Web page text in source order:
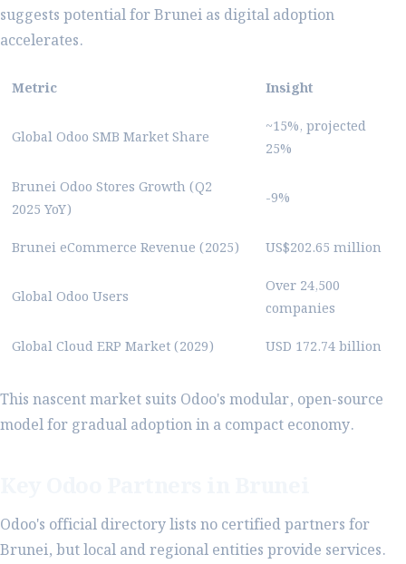
suggests potential for Brunei as digital adoption
accelerates.
Metric Insight
Global Odoo SMB Market Share
~15%, projected
25%
Brunei Odoo Stores Growth (Q2
2025 YoY)
-9%
Brunei eCommerce Revenue (2025) US$202.65 million
Global Odoo Users
Over 24,500
companies
Global Cloud ERP Market (2029)
USD 172.74 billion
This nascent market suits Odoo's modular, open-source
model for gradual adoption in a compact economy.
Odoo's official directory lists no certified partners for
Brunei, but local and regional entities provide services.